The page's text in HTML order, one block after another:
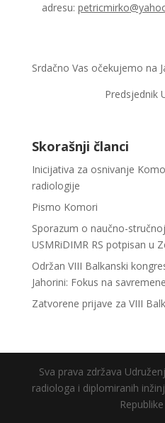
adresu: petricmirko
Srdačno Vas očekujemo na
Predsjednik
Skorašnji članci
Inicijativa za osnivanje
radiologije
Pismo Komori
Sporazum o naučno-
USMRiDIMR RS potpisan u
Održan VIII Balkanski
Jahorini: Fokus na
Zatvorene prijave za VIII
Sva prava zdržava
radiologa i diplomiranih